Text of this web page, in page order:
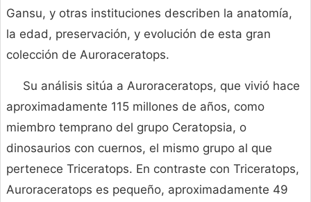
Gansu, y otras instituciones describen la anatomía,
la edad, preservación, y evolución de esta gran
colección de Auroraceratops.
Su análisis sitúa a Auroraceratops, que vivió hace
aproximadamente 115 millones de años, como
miembro temprano del grupo Ceratopsia, o
dinosaurios con cuernos, el mismo grupo al que
pertenece Triceratops. En contraste con Triceratops,
Auroraceratops es pequeño, aproximadamente 49